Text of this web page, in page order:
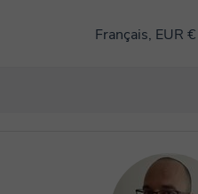
Français, EUR €